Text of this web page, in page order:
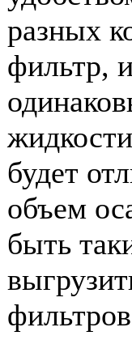
разных
фильтр,
будет
объем
быть